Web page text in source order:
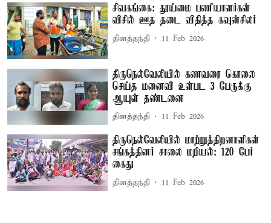
சிவகங்கை: தூய்மை பணியாளர்கள்
விசில் ஊத தடை விதித்த கவுன்சிலர்
தினத்தந்தி 11 Feb 2026
திருநெல்வேலியில் கணவரை கொலை
செய்த மனைவி உள்பட 3 பேருக்கு
ஆயுள் தண்டனை
தினத்தந்தி 11 Feb 2026
திருநெல்வேலியில் மாற்றுத்திறனாளிகள்
சங்கத்தினர் சாலை மறியல்: 120 பேர்
கைது
தினத்தந்தி 11 Feb 2026